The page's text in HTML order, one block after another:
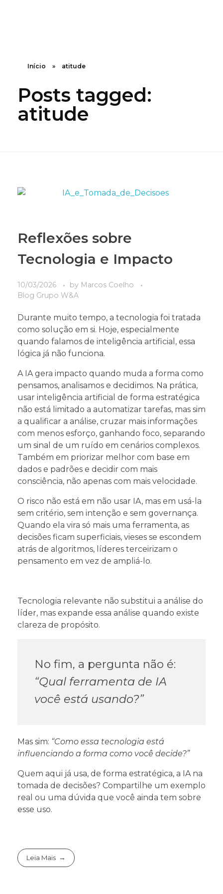
Início » atitude
Posts tagged:
atitude
Reflexões sobre
Tecnologia e Impacto
10/03/2026 by Marcos Coelho
Blog Grupo W&A
Durante muito tempo, a tecnologia foi tratada
como solução em si. Hoje, especialmente
quando falamos de inteligência artificial, essa
lógica já não funciona.
A IA gera impacto quando muda a forma como
pensamos, analisamos e decidimos. Na prática,
usar inteligência artificial de forma estratégica
não está limitado a automatizar tarefas, mas sim
a qualificar a análise, cruzar mais informações
com menos esforço, ganhando foco, separando
um sinal de um ruído em cenários complexos.
Também em priorizar melhor com base em
dados e padrões e decidir com mais
consciência, não apenas com mais velocidade.
O risco não está em não usar IA, mas em usá-la
sem critério, sem intenção e sem governança.
Quando ela vira só mais uma ferramenta, as
decisões ficam superficiais, vieses se escondem
atrás de algoritmos, líderes terceirizam o
pensamento em vez de ampliá-lo.
Tecnologia relevante não substitui a análise do
líder, mas expande essa análise quando existe
clareza de propósito.
No fim, a pergunta não é:
“Qual ferramenta de IA
você está usando?”
Mas sim: “Como essa tecnologia está
influenciando a forma como você decide?”
Quem aqui já usa, de forma estratégica, a IA na
tomada de decisões? Compartilhe um exemplo
real ou uma dúvida que você ainda tem sobre
esse uso.
Leia Mais